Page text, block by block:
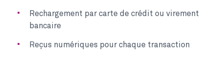
Rechargement par carte de crédit ou virement
bancaire
Reçus numériques pour chaque transaction